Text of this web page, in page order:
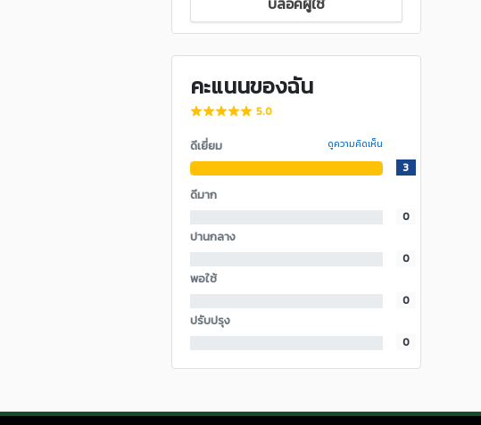
คะแนนของฉัน
5.0
ดีเยี่ยม ดูความคิดเห็น
3
ดีมาก
0
ปานกลาง
0
พอใช้
0
ปรับปรุง
0